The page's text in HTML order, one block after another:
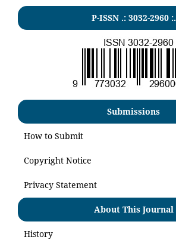
P-ISSN .: 3032-2960:.
Submissions
How to Submit
Copyright Notice
Privacy Statement
About This Journal
History